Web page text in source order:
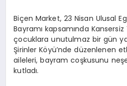
Biçen Market, 23 Nisan Ulusal
Bayramı kapsamında
çocuklara unutulmaz bir gün
Şirinler Köyü’nde düzenlenen
aileleri, bayram coşkusunu
kutladı.